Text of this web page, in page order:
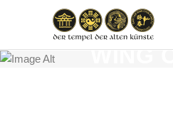
THIS
WING